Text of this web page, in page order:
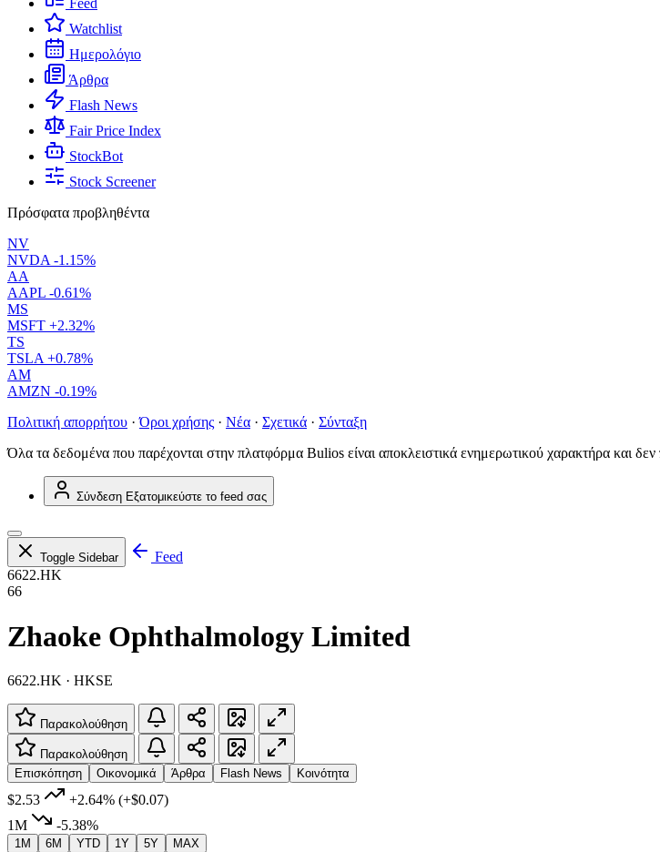
Feed
Watchlist
Ημερολόγιο
Άρθρα
Flash News
Fair Price Index
StockBot
Stock Screener
Πρόσφατα προβληθέντα
NV
NVDA -1.15%
AA
AAPL -0.61%
MS
MSFT +2.32%
TS
TSLA +0.78%
AM
AMZN -0.19%
Πολιτική απορρήτου · Όροι χρήσης · Νέα · Σχετικά · Σύνταξη
Όλα τα δεδομένα που παρέχονται στην πλατφόρμα Bulios είναι αποκλειστικά ενημερωτικού χαρακτήρα και δεν
Σύνδεση Εξατομικεύστε το feed σας
Toggle Sidebar
Feed
6622.HK
66
Zhaoke Ophthalmology Limited
6622.HK · HKSE
Παρακολούθηση
Παρακολούθηση
Επισκόπηση
Οικονομικά Άρθρα Flash News Κοινότητα
$2.53 +2.64% (+$0.07)
1M
-5.38%
1M 6M YTD 1Y 5Y MAX